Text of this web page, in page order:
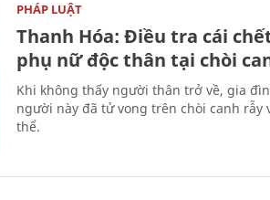
PHÁP LUẬT
Thanh Hóa: Điều tra cái
phụ nữ độc thân tại chòi
Khi không thấy người thân trở về, gia
người này đã tử vong trên chòi canh
thể.